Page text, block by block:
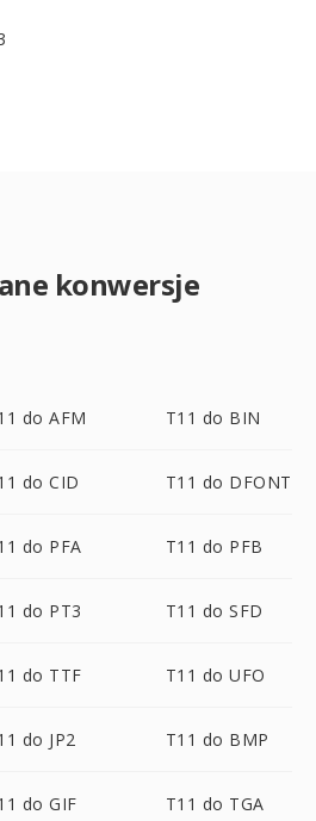
konwersje
do AFM T11 do BIN
do CID T11 do DFONT
do PFA T11 do PFB
do PT3 T11 do SFD
do TTF T11 do UFO
do JP2 T11 do BMP
do GIF T11 do TGA